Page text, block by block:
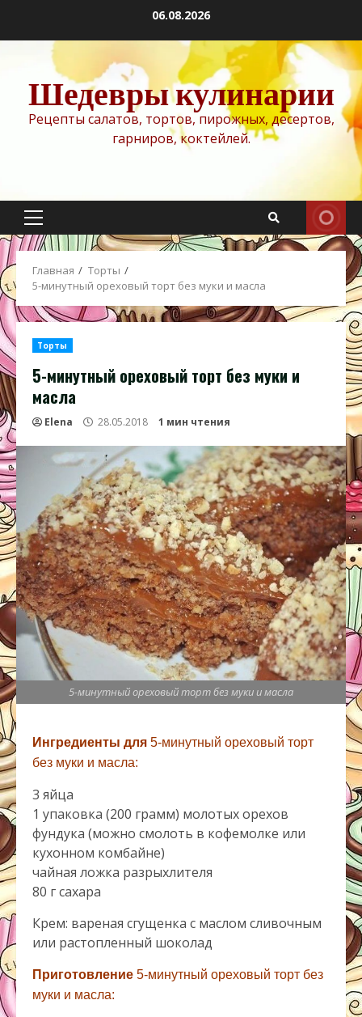
содержимому
06.08.2026
Шедевры кулинарии
Рецепты салатов, тортов, пирожных, десертов,
гарниров, коктейлей.
Основное
меню
Главная
Торты
5-минутный ореховый торт без муки и масла
Торты
5-минутный ореховый торт без муки и
масла
Elena 28.05.2018 1 мин чтения
5-минутный ореховый торт без муки и масла
Ингредиенты для 5-минутный ореховый торт
без муки и масла:
3 яйца
1 упаковка (200 грамм) молотых орехов
фундука (можно смолоть в кофемолке или
кухонном комбайне)
чайная ложка разрыхлителя
80 г сахара
Крем: вареная сгущенка с маслом сливочным
или растопленный шоколад
Приготовление 5-минутный ореховый торт без
муки и масла: